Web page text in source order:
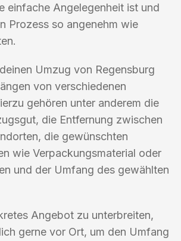
einfache Angelegenheit ist und
Prozess so angenehm wie
Umzug von Regensburg
von verschiedenen
gehören unter anderem die
die Entfernung zwischen
die gewünschten
wie Verpackungsmaterial oder
und der Umfang des gewählten
Angebot zu unterbreiten,
gerne vor Ort, um den Umfang